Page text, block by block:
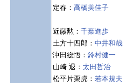
定春： 高橋美佳子
近藤勲： 千葉進歩
土方十四郎： 中井和哉
沖田総悟： 鈴村健一
山崎 退： 太田哲治
松平片栗虎： 若本規夫